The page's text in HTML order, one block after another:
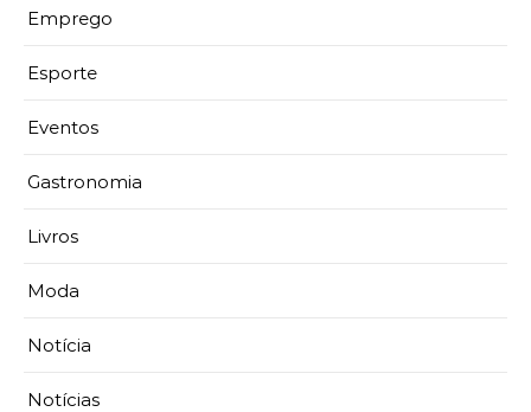
Emprego
Esporte
Eventos
Gastronomia
Livros
Moda
Notícia
Notícias